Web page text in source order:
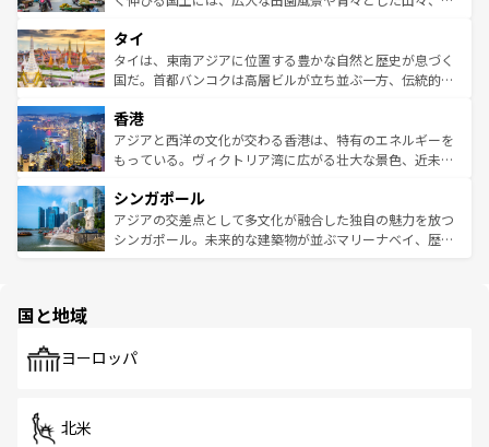
リティに包まれながら、韓国の多彩な魅力を心ゆくまで味
わってみてほしい。 なお、新着の韓国情報はコンテンツ一
覧を参照してほしい。
急速な発展と共に伝統が息づく。ハノイの古い町並みやホ
ーチミン市のフランス統治時代の建物も、独特の雰囲気を
醸し出している。また、バラエティの豊かさとおいしさで
とつ。フォーやバインミー、ベトナムコーヒーなどは、ぜ
ひ現地で味わいたい。どの地域を訪れてもあたたかい人々
が旅行者を迎えてくれるので、きっと忘れられない旅にな
参照してほしい。
タイ
タイは、東南アジアに位置する豊かな自然と歴史が息づく
国だ。首都バンコクは高層ビルが立ち並ぶ一方、伝統的な
の活気が交差している。北部ではチェンマイなどの山岳地
帯で自然と触れ合い、南部ではプーケットやクラビの美し
いビーチでリゾート気分を楽しむことができる。タイ料理
激する。気候は一年中温暖で、どの季節にも異なる楽しみ
が待っている。親しみやすいタイの人々、仏教を中心とし
た文化、そして多様な観光資源が、訪れる旅人を魅了し続
香港
アジアと西洋の文化が交わる香港は、特有のエネルギーを
もっている。ヴィクトリア湾に広がる壮大な景色、近未来
み、どこを訪れても感動するはず。観光スポットが密集し
ており、効率よく見どころを回れるのも魅力。息をのむよ
うな絶景から文化的な体験まで、香港を存分に楽しみ尽く
シンガポール
アジアの交差点として多文化が融合した独自の魅力を放つ
シンガポール。未来的な建築物が並ぶマリーナベイ、歴史
で、ホーカーズは地元の風情を楽しめる外せないスポット
国と地域
ヨーロッパ
北米